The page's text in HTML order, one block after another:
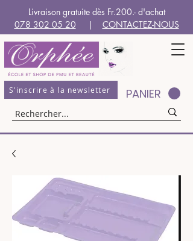
Livraison gratuite dès Fr.200.- d'achat
078 302 05 20 | CONTACTEZ-NOUS
S'inscrire à la newsletter PANIER